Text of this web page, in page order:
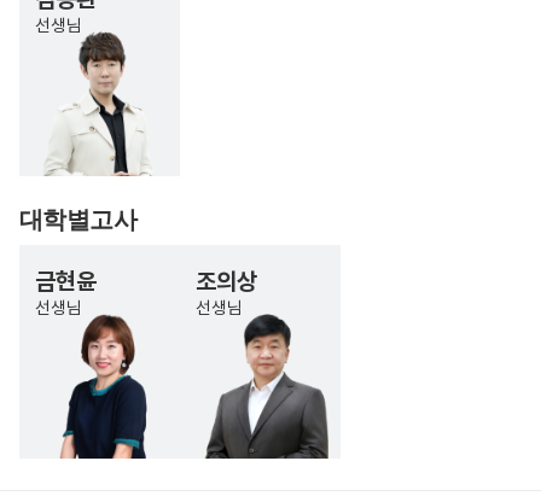
선생님
대학별고사
금현윤
선생님
조의상
선생님